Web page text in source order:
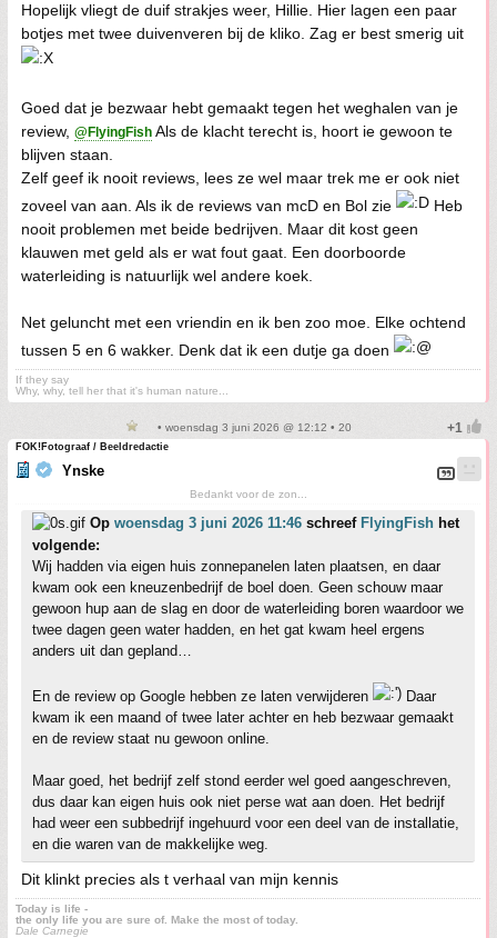
Hopelijk vliegt de duif strakjes weer, Hillie. Hier lagen een paar
botjes met twee duivenveren bij de kliko. Zag er best smerig uit
Goed dat je bezwaar hebt gemaakt tegen het weghalen van je
review, @FlyingFish Als de klacht terecht is, hoort ie gewoon te
blijven staan.
Zelf geef ik nooit reviews, lees ze wel maar trek me er ook niet
zoveel van aan. Als ik de reviews van mcD en Bol zie
Heb
nooit problemen met beide bedrijven. Maar dit kost geen
klauwen met geld als er wat fout gaat. Een doorboorde
waterleiding is natuurlijk wel andere koek.
Net geluncht met een vriendin en ik ben zoo moe. Elke ochtend
tussen 5 en 6 wakker. Denk dat ik een dutje ga doen
If they say
Why, why, tell her that it's human nature...
• woensdag 3 juni 2026 @ 12:12 • 20
FOK!Fotograaf / Beeldredactie
Ynske
Bedankt voor de zon...
Op woensdag 3 juni 2026 11:46 schreef FlyingFish het
volgende:
Wij hadden via eigen huis zonnepanelen laten plaatsen, en daar
kwam ook een kneuzenbedrijf de boel doen. Geen schouw maar
gewoon hup aan de slag en door de waterleiding boren waardoor we
twee dagen geen water hadden, en het gat kwam heel ergens
anders uit dan gepland…
En de review op Google hebben ze laten verwijderen
Daar
kwam ik een maand of twee later achter en heb bezwaar gemaakt
en de review staat nu gewoon online.
Maar goed, het bedrijf zelf stond eerder wel goed aangeschreven,
dus daar kan eigen huis ook niet perse wat aan doen. Het bedrijf
had weer een subbedrijf ingehuurd voor een deel van de installatie,
en die waren van de makkelijke weg.
Dit klinkt precies als t verhaal van mijn kennis
Today is life -
the only life you are sure of. Make the most of today.
Dale Carnegie